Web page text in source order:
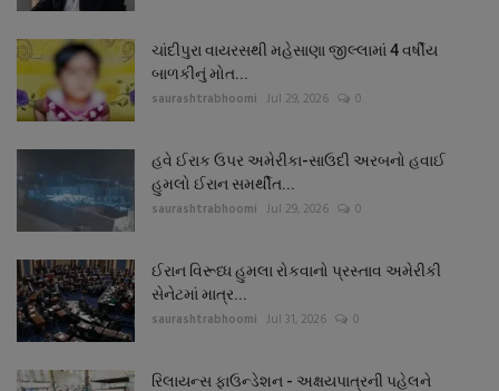
ચાંદીપુરા વાયરસથી મહેસાણા જીલ્લામાં 4 વર્ષીય
બાળકીનું મોત...
saurashtrabhoomi Jul 29, 2026 0
હવે ઈરાક ઉપર અમેરીકા-સાઉદી અરબનો હવાઈ
હુમલો ઈરાન સમર્થીત...
saurashtrabhoomi Jul 29, 2026 0
ઈરાન વિરૂધ્ધ હુમલા રોકવાનો પ્રસ્તાવ અમેરીકી
સેનેટમાં માત્ર...
saurashtrabhoomi Jul 31, 2026 0
રિલાયન્સ ફાઉન્ડેશન - અક્ષયપાત્રની પહેલને